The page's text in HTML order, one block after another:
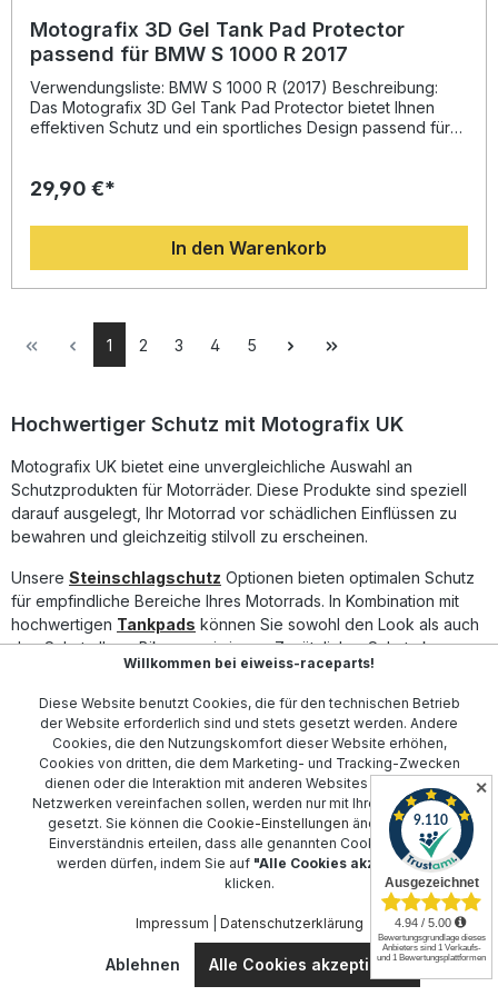
Motografix 3D Gel Tank Pad Protector
passend für BMW S 1000 R 2017
Verwendungsliste: BMW S 1000 R (2017) Beschreibung:
Das Motografix 3D Gel Tank Pad Protector bietet Ihnen
effektiven Schutz und ein sportliches Design passend für
Bedingungen getestet und gewährleistet eine lange
lackierten Oberflächen. Die 3D-Geloberfläche in
Hochglanzoptik verhindert Blasenbildung oder
Verfärbungen und schützt den Tank zuverlässig vor
Schmutz, Kratzern und kleinen Steinschlägen. Neben der
Motorrad einen markanten Race-Look, der es optisch
aufwertet und individuell gestaltet. Langlebiges 3D-Gel-
Material mit Hochglanzoberfläche Spezielles "Strong
und Steinschlägen Einfache Montage, perfekter Sitz auf
Protector TB031E Montageanleitung
29,90 €*
In den Warenkorb
1 2 3 4 5
Hochwertiger Schutz mit Motografix UK
Motografix UK bietet eine unvergleichliche Auswahl an
Schutzprodukten für Motorräder. Diese Produkte sind speziell
darauf ausgelegt, Ihr Motorrad vor schädlichen Einflüssen zu
bewahren und gleichzeitig stilvoll zu erscheinen.
Unsere Steinschlagschutz Optionen bieten optimalen Schutz
für empfindliche Bereiche Ihres Motorrads. In Kombination mit
hochwertigen Tankpads können Sie sowohl den Look als auch
den Schutz Ihres Bikes maximieren. Zusätzlicher Schutz kann
KniepadsundTankdeckel-Protektorenerreicht
werden.
Diese und weitere Zubehörteile gewährleisten, dass Ihr
Motorrad in einem ausgezeichneten Zustand bleibt, sowohl in
Bezug auf Leistung als auch auf Erscheinungsbild. Vertrauen Sie
auf Motografix UK, um Ihr zweirädriges Erlebnis zu verbessern
und zu schützen.
Kundenservice
Willkommen bei eiweiss-raceparts!
Diese Website benutzt Cookies, die für den technischen Betrieb
der Website erforderlich sind und stets gesetzt werden. Andere
Cookies, die den Nutzungskomfort dieser Website erhöhen,
Cookies von dritten, die dem Marketing- und Tracking-Zwecken
dienen oder die Interaktion mit anderen Websites und sozialen
Netzwerken vereinfachen sollen, werden nur mit Ihrer Zustimmung
gesetzt. Sie können die Cookie-Einstellungen ändern oder Ihr
Einverständnis erteilen, dass alle genannten Cookies gesetzt
werden dürfen, indem Sie auf "Alle Cookies akzeptieren"
klicken.
Impressum Datenschutzerklärung
Ablehnen Alle Cookies akzeptieren
✕